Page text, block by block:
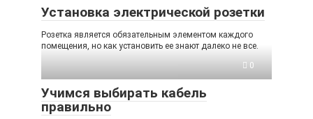
Установка электрической розетки
Розетка является обязательным элементом каждого
помещения, но как установить ее знают далеко не все.
0
Учимся выбирать кабель
правильно